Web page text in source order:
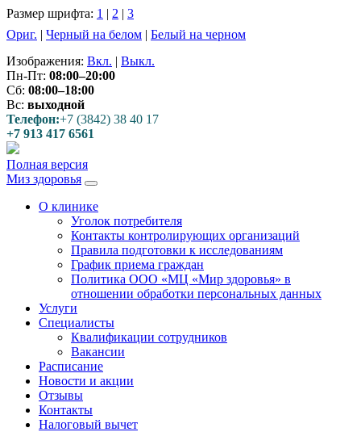
Размер шрифта: 1 | 2 | 3
Ориг. | Черный на белом | Белый на черном
Изображения: Вкл. | Выкл.
Пн-Пт: 08:00–20:00
Сб: 08:00–18:00
Вс: выходной
Телефон:+7 (3842) 38 40 17
+7 913 417 6561
Полная версия
Миз здоровья
О клинике
Уголок потребителя
Контакты контролирующих организаций
Правила подготовки к исследованиям
График приема граждан
Политика ООО «МЦ «Мир здоровья» в
отношении обработки персональных данных
Услуги
Специалисты
Квалификации сотрудников
Вакансии
Расписание
Новости и акции
Отзывы
Контакты
Налоговый вычет